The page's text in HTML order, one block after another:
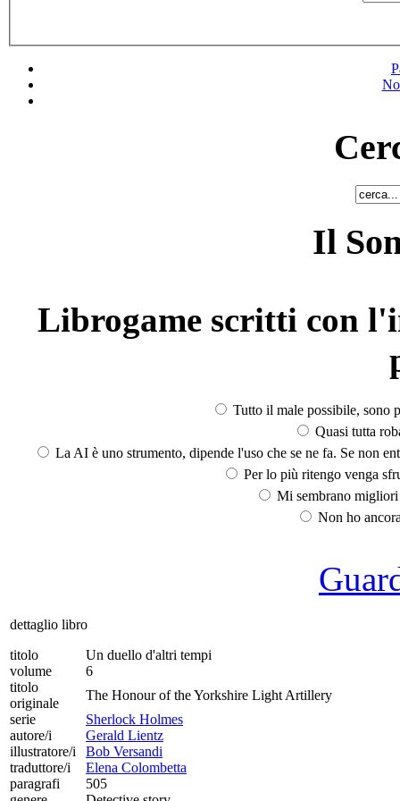
Il
Librogame scritti con
Tutto il male possibile, sono
Quasi tutta
La AI è uno strumento, dipende l'uso che se ne fa. Se non
Per lo più ritengo venga
Mi sembrano
Non ho
dettaglio libro
titolo
Un duello d'altri tempi
volume
6
titolo
originale
The Honour of the Yorkshire Light Artillery
serie
Sherlock Holmes
autore/i
Gerald Lientz
illustratore/i
Bob Versandi
traduttore/i
Elena Colombetta
paragrafi
505